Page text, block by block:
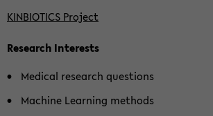
KIN­BIO­TICS Pro­ject
Re­se­arch In­te­rests
Me­di­cal re­se­arch ques­ti­ons
Ma­chi­ne Lear­ning me­thods